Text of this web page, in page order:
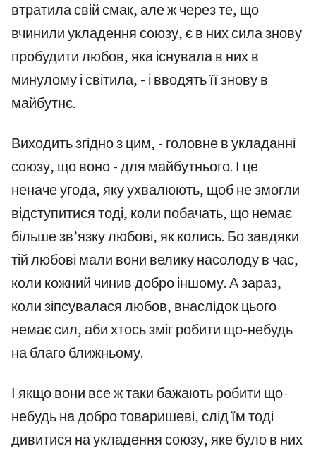
втратила свій смак, але ж через те, що
вчинили укладення союзу, є в них сила знову
пробудити любов, яка існувала в них в
минулому і світила, - і вводять її знову в
майбутнє.
Виходить згідно з цим, - головне в укладанні
союзу, що воно - для майбутнього. І це
неначе угода, яку ухвалюють, щоб не змогли
відступитися тоді, коли побачать, що немає
більше зв’язку любові, як колись. Бо завдяки
тій любові мали вони велику насолоду в час,
коли кожний чинив добро іншому. А зараз,
коли зіпсувалася любов, внаслідок цього
немає сил, аби хтось зміг робити що-небудь
на благо ближньому.
І якщо вони все ж таки бажають робити що-
небудь на добро товаришеві, слід їм тоді
дивитися на укладення союзу, яке було в них